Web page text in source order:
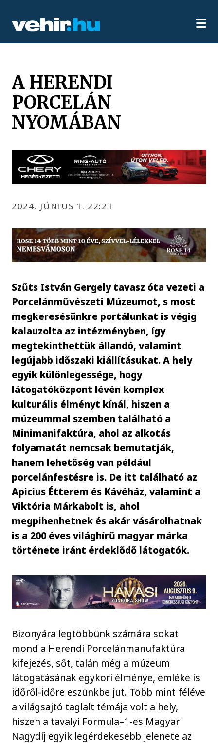
A HERENDI
PORCELÁN
NYOMÁBAN
2024. JÚNIUS 1. 22:21
Szűts István Gergely tavasz óta vezeti a
Porcelánművészeti Múzeumot, s most
megkeresésünkre portálunkat is végig
kalauzolta az intézményben, így
megtekinthettük állandó, valamint
legújabb időszaki kiállításukat. A hely
egyik különlegessége, hogy
látogatóközpont lévén komplex
kulturális élményt kínál, hiszen a
múzeummal szemben található a
Minimanifaktúra, ahol az alkotás
folyamatát nemcsak bemutatják,
hanem lehetőség van például
porcelánfestésre is. De itt található az
Apicius Étterem és Kávéház, valamint a
Viktória Márkabolt is, ahol
megpihenhetnek és akár vásárolhatnak
is a 200 éves világhírű magyar márka
története iránt érdeklődő látogatók.
Bizonyára legtöbbünk számára sokat
mond a Herendi Porcelánmanufaktúra
kifejezés, sőt, talán még a múzeum
látogatásának egykori élménye, emléke is
időről-időre eszünkbe jut. Több mint féléve
a világsajtó taglalt témája volt a hely,
hiszen a tavalyi Formula–1-es Magyar
Nagydíj egyik legérdekesebb jelenete az